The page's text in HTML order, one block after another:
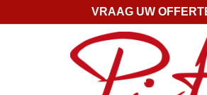
VRAAG UW